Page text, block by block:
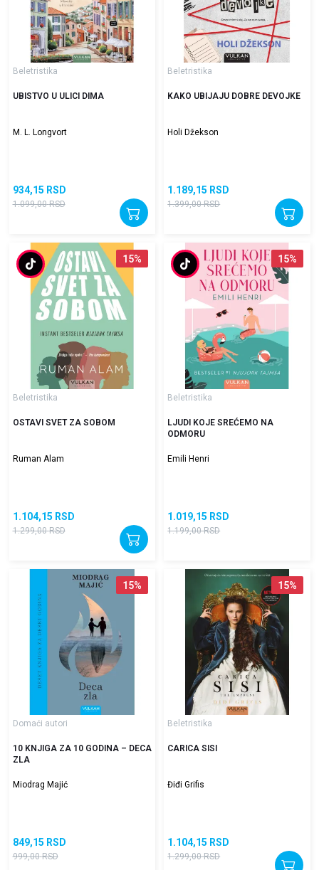
Beletristika
UBISTVO U ULICI DIMA
M. L. Longvort
934,15 RSD
1.099,00 RSD
Beletristika
KAKO UBIJAJU DOBRE DEVOJKE
Holi Džekson
1.189,15 RSD
1.399,00 RSD
15%
Beletristika
OSTAVI SVET ZA SOBOM
Ruman Alam
1.104,15 RSD
1.299,00 RSD
15%
Beletristika
LJUDI KOJE SREĆEMO NA
ODMORU
Emili Henri
1.019,15 RSD
1.199,00 RSD
15%
Domaći autori
10 KNJIGA ZA 10 GODINA – DECA
ZLA
Miodrag Majić
849,15 RSD
999,00 RSD
15%
Beletristika
CARICA SISI
Điđi Grifis
1.104,15 RSD
1.299,00 RSD